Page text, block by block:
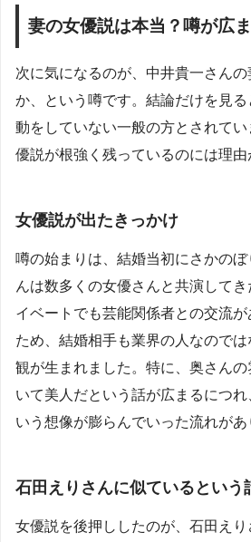
妻の女優説は本当？噂が広
次に気になるのが、中井貴一さん
か、という噂です。結論だけを見
動をしていない一般の方とされて
優説が根強く残っているのには理由
女優説が出たきっかけ
噂の始まりは、結婚当初にさかの
んは数多くの女優さんと共演して
イベートでも芸能関係者との交流
ため、結婚相手も業界の人なので
観が生まれました。特に、奥さん
いて美人だという話が広まるにつ
いう想像が膨らんでいった流れがあ
石田えりさんに似ているという
女優説を後押ししたのが、石田え